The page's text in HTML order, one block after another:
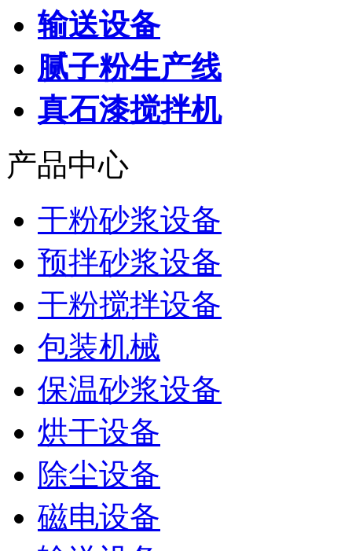
输送设备
腻子粉生产线
真石漆搅拌机
产品中心
干粉砂浆设备
预拌砂浆设备
干粉搅拌设备
包装机械
保温砂浆设备
烘干设备
除尘设备
磁电设备